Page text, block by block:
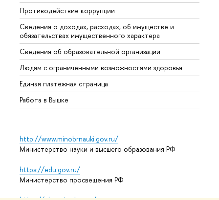
Противодействие коррупции
Сведения о доходах, расходах, об имуществе и
обязательствах имущественного характера
Сведения об образовательной организации
Людям с ограниченными возможностями здоровья
Единая платежная страница
Работа в Вышке
http://www.minobrnauki.gov.ru/
Министерство науки и высшего образования РФ
https://edu.gov.ru/
Министерство просвещения РФ